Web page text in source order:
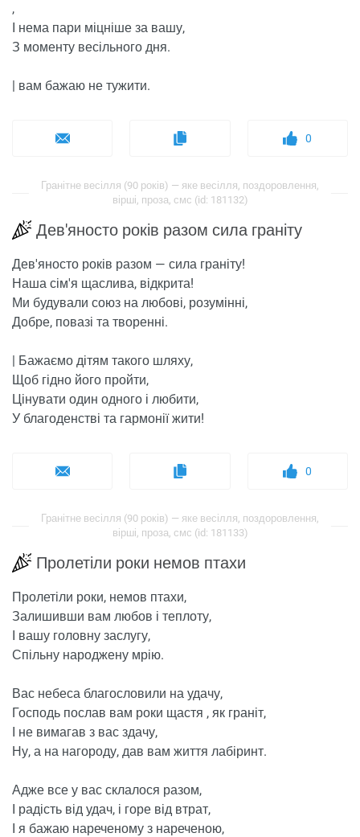
,
І нема пари міцніше за вашу,
З моменту весільного дня.
| вам бажаю не тужити.
0
Гранітне весілля (90 років) — яке весілля, поздоровлення,
вірші, проза, смс (id: 181132)
Дев'яносто років разом сила граніту
Дев'яносто років разом — сила граніту!
Наша сім'я щаслива, відкрита!
Ми будували союз на любові, розумінні,
Добре, повазі та творенні.
| Бажаємо дітям такого шляху,
Щоб гідно його пройти,
Цінувати один одного і любити,
У благоденстві та гармонії жити!
0
Гранітне весілля (90 років) — яке весілля, поздоровлення,
вірші, проза, смс (id: 181133)
Пролетіли роки немов птахи
Пролетіли роки, немов птахи,
Залишивши вам любов і теплоту,
І вашу головну заслугу,
Спільну народжену мрію.
Вас небеса благословили на удачу,
Господь послав вам роки щастя , як граніт,
І не вимагав з вас здачу,
Ну, а на нагороду, дав вам життя лабіринт.
Адже все у вас склалося разом,
І радість від удач, і горе від втрат,
І я бажаю нареченому з нареченою,